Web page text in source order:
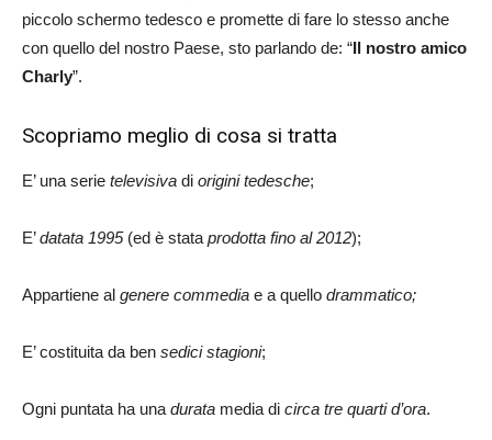
piccolo schermo tedesco e promette di fare lo stesso anche
con quello del nostro Paese, sto parlando de: “ Il nostro amico
Charly”.
Scopriamo meglio di cosa si tratta
E’ una serie televisiva di origini tedesche;
E’datata 1995(ed è stataprodotta fino al 2012);
Appartiene al genere commedia e a quello drammatico;
E’ costituita da ben sedici stagioni;
Ogni puntata ha unadurata media di circa tre quarti d’ora.